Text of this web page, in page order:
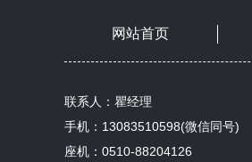
网站首页
联系人：瞿经理
手机：13083510598(微信同号)
座机：0510-88204126